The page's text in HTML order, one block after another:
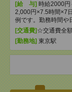
[給 与] 時給2000
2,000円×7.5時間
例です。勤務時間や
[交通費] ☆交通費全額
[勤務地] 東京駅